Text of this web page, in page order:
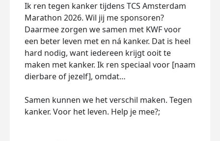
Ik ren tegen kanker tijdens TCS Amsterdam
Marathon 2026. Wil jij me sponsoren?
Daarmee zorgen we samen met KWF voor
een beter leven met en ná kanker. Dat is heel
hard nodig, want iedereen krijgt ooit te
maken met kanker. Ik ren speciaal voor [naam
dierbare of jezelf], omdat…
Samen kunnen we het verschil maken. Tegen
kanker. Voor het leven. Help je mee?;